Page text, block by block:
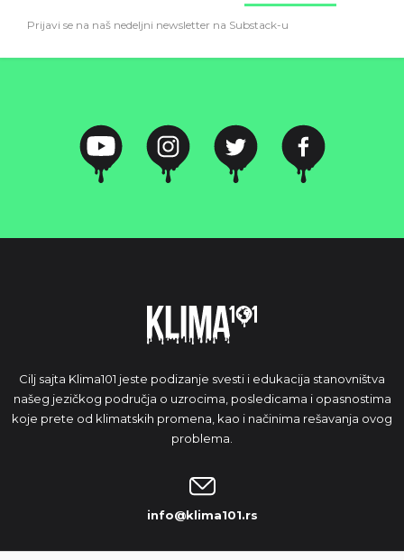
Prijavi se na naš nedeljni newsletter na Substack-u
Cilj sajta Klima101 jeste podizanje svesti i edukacija stanovništva
našeg jezičkog područja o uzrocima, posledicama i opasnostima
koje prete od klimatskih promena, kao i načinima rešavanja ovog
problema.
info@klima101.rs